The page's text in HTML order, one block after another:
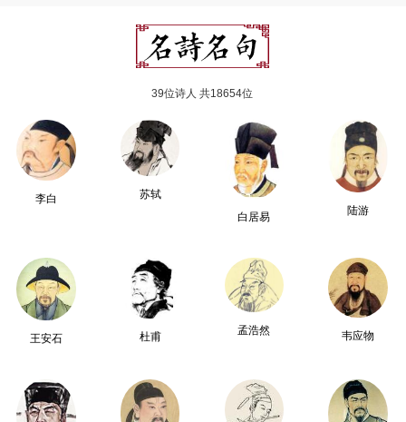
39位诗人 共18654位
李白
苏轼
白居易
陆游
王安石 杜甫
孟浩然 韦应物